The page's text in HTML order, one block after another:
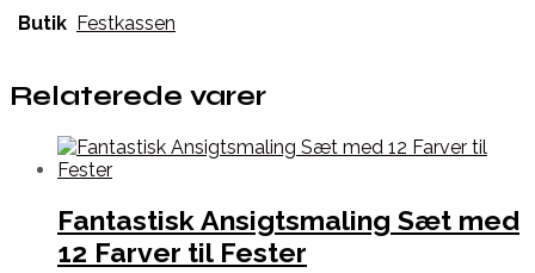
Butik Festkassen
Relaterede varer
Fantastisk Ansigtsmaling Sæt med
12 Farver til Fester